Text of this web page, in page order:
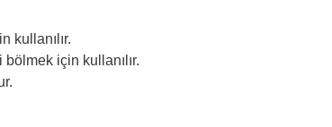
kullanılır.
için kullanılır.